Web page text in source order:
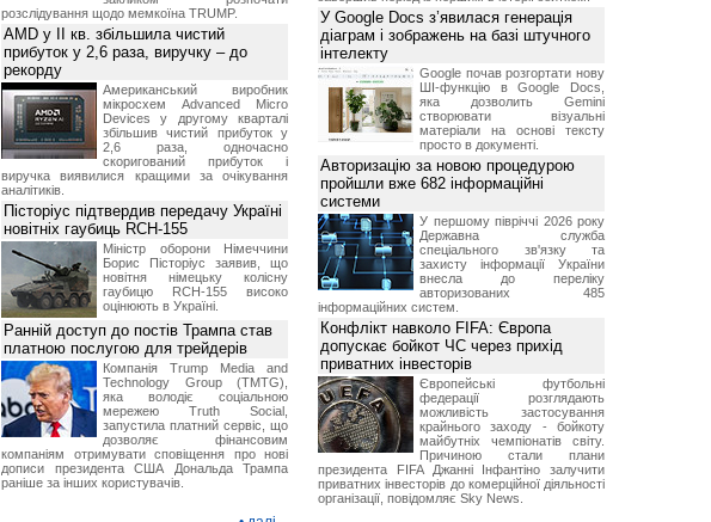
розслідування щодо мемкоїна TRUMP.
AMD у II кв. збільшила чистий
прибуток у 2,6 раза, виручку – до
рекорду
Американський виробник
мікросхем Advanced Micro
Devices у другому кварталі
збільшив чистий прибуток у
2,6 раза, одночасно
скоригований прибуток і
виручка виявилися кращими за очікування
аналітиків.
Пісторіус підтвердив передачу Україні
новітніх гаубиць RCH-155
Міністр оборони Німеччини
Борис Пісторіус заявив, що
новітня німецьку колісну
гаубицю RCH-155 високо
оцінюють в Україні.
Ранній доступ до постів Трампа став
платною послугою для трейдерів
Компанія Trump Media and
Technology Group (TMTG),
яка володіє соціальною
мережею Truth Social,
запустила платний сервіс, що
дозволяє фінансовим
компаніям отримувати сповіщення про нові
дописи президента США Дональда Трампа
раніше за інших користувачів.
У Google Docs з’явилася генерація
діаграм і зображень на базі штучного
інтелекту
Google почав розгортати нову
ШІ-функцію в Google Docs,
яка дозволить Gemini
створювати візуальні
матеріали на основі тексту
просто в документі.
Авторизацію за новою процедурою
пройшли вже 682 інформаційні
системи
У першому півріччі 2026 року
Державна служба
спеціального зв'язку та
захисту інформації України
внесла до переліку
авторизованих 485
інформаційних систем.
Конфлікт навколо FIFA: Європа
допускає бойкот ЧС через прихід
приватних інвесторів
Європейські футбольні
федерації розглядають
можливість застосування
крайнього заходу - бойкоту
майбутніх чемпіонатів світу.
Причиною стали плани
президента FIFA Джанні Інфантіно залучити
приватних інвесторів до комерційної діяльності
організації, повідомляє Sky News.